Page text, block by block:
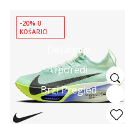
Detaljnije
Uporedi
Brzi Pregled
-20% U
KOŠARICI